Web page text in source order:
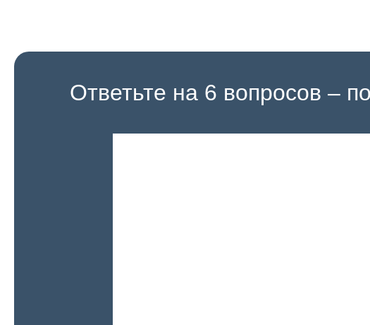
Ответьте на 6 вопросов –